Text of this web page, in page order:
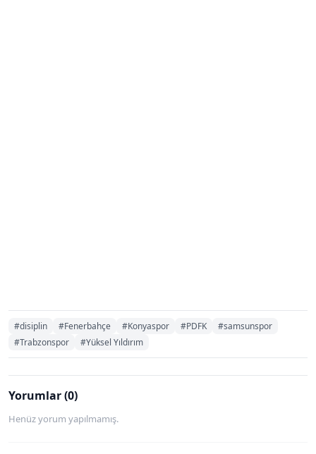
#disiplin #Fenerbahçe #Konyaspor #PDFK
#samsunspor
#Trabzonspor
#Yüksel Yıldırım
Yorumlar (0)
Henüz yorum yapılmamış.